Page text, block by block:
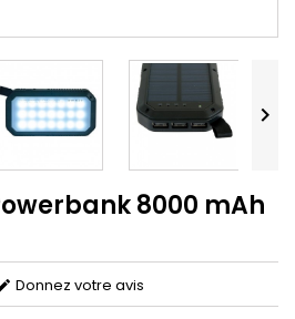

8000 mAh
Donnez votre avis